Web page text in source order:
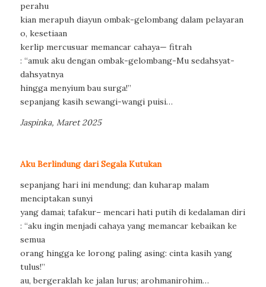
perahu
kian merapuh diayun ombak-gelombang dalam pelayaran
o, kesetiaan
kerlip mercusuar memancar cahaya— fitrah
: “amuk aku dengan ombak-gelombang-Mu sedahsyat-
dahsyatnya
hingga menyium bau surga!”
sepanjang kasih sewangi-wangi puisi…
Jaspinka, Maret 2025
Aku Berlindung dari Segala Kutukan
sepanjang hari ini mendung; dan kuharap malam
menciptakan sunyi
yang damai; tafakur– mencari hati putih di kedalaman diri
: “aku ingin menjadi cahaya yang memancar kebaikan ke
semua
orang hingga ke lorong paling asing: cinta kasih yang
tulus!”
au, bergeraklah ke jalan lurus; arohmanirohim…